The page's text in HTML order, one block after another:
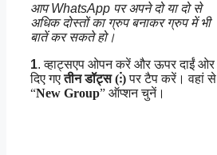
आप WhatsApp पर अपने दो या दो से
अधिक दोस्तों का ग्रुप बनाकर ग्रुप में भी
बातें कर सकते हो।
1.व्हाट्सएप ओपन करें और ऊपर दाईं ओर
दिए गएतीन डॉट्स (⋮)पर टैप करें। वहां से
“New Group” ऑप्शन चुनें।